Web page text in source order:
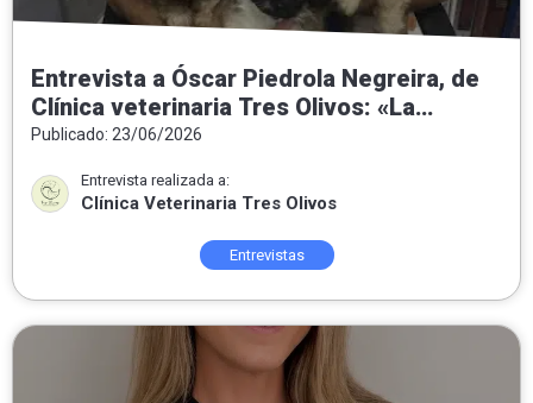
Entrevista a Óscar Piedrola Negreira, de
Clínica veterinaria Tres Olivos: «La
medicina preventiva es la veterinaria del
Publicado: 23/06/2026
Entrevista realizada a:
Clínica Veterinaria Tres Olivos
Entrevistas